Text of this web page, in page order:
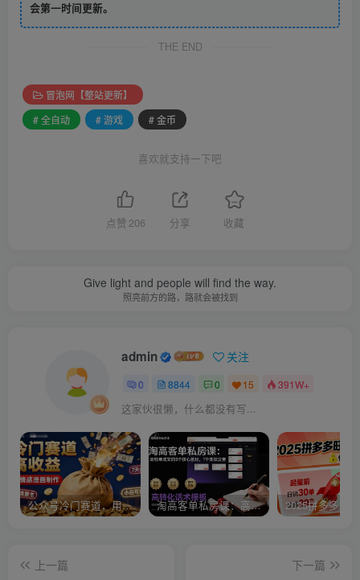
会第一时间更新。
THE END
冒泡网【整站更新】
# 全自动
# 游戏 # 金币
喜欢就支持一下吧
点赞 206 分享 收藏
Give light and people will find the way.
照亮前方的路，路就会被找到
admin 关注
0 8844 0 15 391W+
这家伙很懒，什么都没有写...
公众号冷门赛道，用AI做情感漫画，7天开通流量主，操作简单，小白可玩 淘高客单私房课：高客单成交的3个核心基础，1个实操法宝
上一篇
下一篇